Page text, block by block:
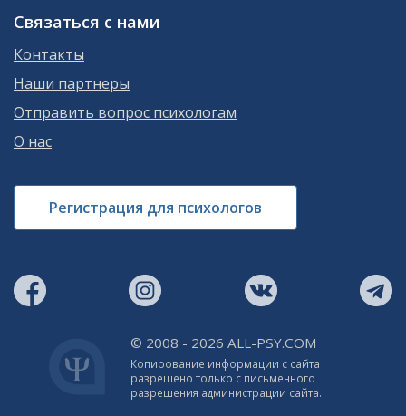
Связаться с нами
Контакты
Наши партнеры
Отправить вопрос психологам
О нас
Регистрация для психологов
© 2008 - 2026 ALL-PSY.COM
Копирование информации с сайта
разрешено только с письменного
разрешения администрации сайта.